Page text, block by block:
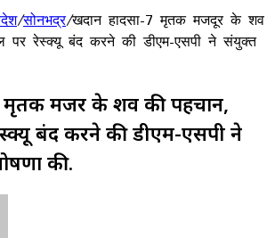
/सोनभद्र/खदान हादसा-7 मृतक मजदूर के शव
पर रेस्क्यू बंद करने की डीएम-एसपी ने संयुक्त
मृतक मजदूर के शव की पहचान,
बंद करने की डीएम-एसपी ने
की.